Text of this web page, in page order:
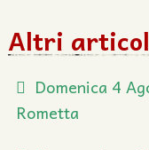
Altri
Domenica 4
Rometta